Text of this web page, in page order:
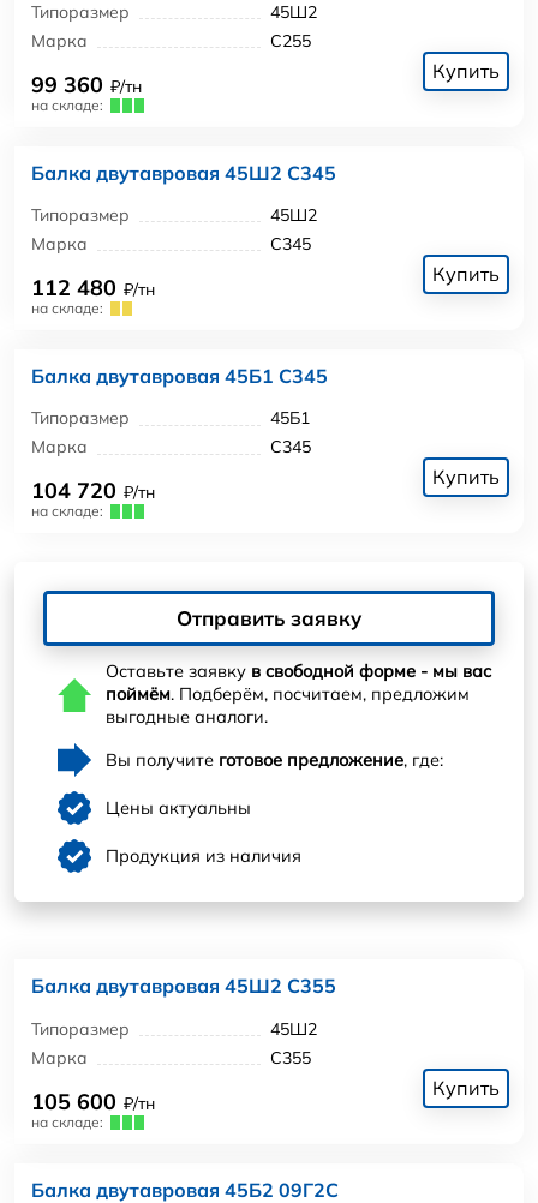
Типоразмер
45Ш2
Марка
С255
99 360 ₽/тн
на складе:
Купить
Балка двутавровая 45Ш2 С345
Типоразмер
45Ш2
Марка
С345
112 480 ₽/тн
на складе:
Купить
Балка двутавровая 45Б1 С345
Типоразмер
45Б1
Марка
С345
104 720 ₽/тн
на складе:
Купить
Отправить заявку
Оставьте заявку в свободной форме - мы вас
поймём. Подберём, посчитаем, предложим
выгодные аналоги.
Вы получите готовое предложение, где:
Цены актуальны
Продукция из наличия
Балка двутавровая 45Ш2 С355
Типоразмер
45Ш2
Марка
С355
105 600 ₽/тн
на складе:
Купить
Балка двутавровая 45Б2 09Г2С